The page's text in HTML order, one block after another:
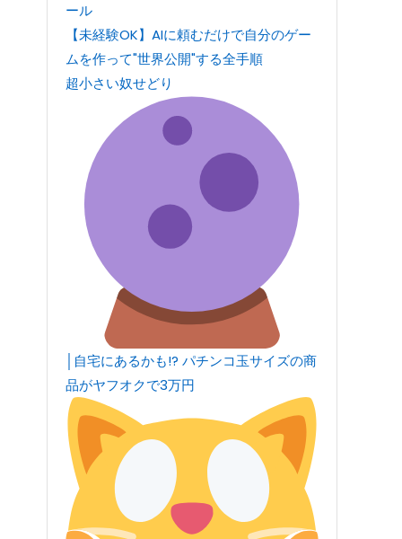
ール
【未経験OK】AIに頼むだけで自分のゲー
ムを作って"世界公開"する全手順
超小さい奴せどり
│自宅にあるかも!? パチンコ玉サイズの商
品がヤフオクで3万円